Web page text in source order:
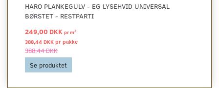
HARO PLANKEGULV - EG LYSEHVID UNIVERSAL
BØRSTET - RESTPARTI
249,00 DKK prm2
388,44 DKK pr pakke
388,44 DKK
Se produktet